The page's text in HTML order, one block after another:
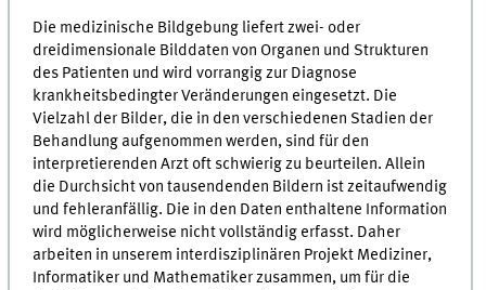
Die medizinische Bildgebung liefert zwei- oder
dreidimensionale Bilddaten von Organen und Strukturen
des Patienten und wird vorrangig zur Diagnose
krankheitsbedingter Veränderungen eingesetzt. Die
Vielzahl der Bilder, die in den verschiedenen Stadien der
Behandlung aufgenommen werden, sind für den
interpretierenden Arzt oft schwierig zu beurteilen. Allein
die Durchsicht von tausendenden Bildern ist zeitaufwendig
und fehleranfällig. Die in den Daten enthaltene Information
wird möglicherweise nicht vollständig erfasst. Daher
arbeiten in unserem interdisziplinären Projekt Mediziner,
Informatiker und Mathematiker zusammen, um für die